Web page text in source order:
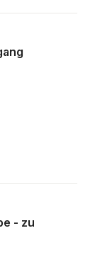
röster:
- zu